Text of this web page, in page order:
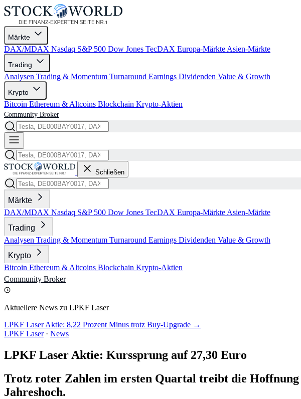
Märkte
DAX/MDAX Nasdaq S&P 500 Dow Jones TecDAX Europa-Märkte Asien-Märkte
Trading
Analysen Trading & Momentum Turnaround Earnings Dividenden Value & Growth
Krypto
Bitcoin Ethereum & Altcoins Blockchain Krypto-Aktien
Community Broker
Schließen
Märkte
DAX/MDAX Nasdaq S&P 500 Dow Jones TecDAX Europa-Märkte Asien-Märkte
Trading
Analysen Trading & Momentum Turnaround Earnings Dividenden Value & Growth
Krypto
Bitcoin Ethereum & Altcoins Blockchain Krypto-Aktien
Community Broker
Aktuellere News zu LPKF Laser
LPKF Laser Aktie: 8,22 Prozent Minus trotz Buy-Upgrade →
LPKF Laser · News
LPKF Laser Aktie: Kurssprung auf 27,30 Euro
Trotz roter Zahlen im ersten Quartal treibt die
Jahreshoch.